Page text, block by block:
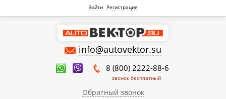
Войти Регистрация
info@autovektor.su
8 (800) 2222-88-6
звонок бесплатный
Обратный звонок